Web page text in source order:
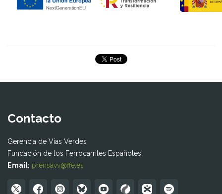
Contacto
Gerencia de Vías Verdes
Fundación de los Ferrocarriles Españoles
Email: prensavv@ffe.es